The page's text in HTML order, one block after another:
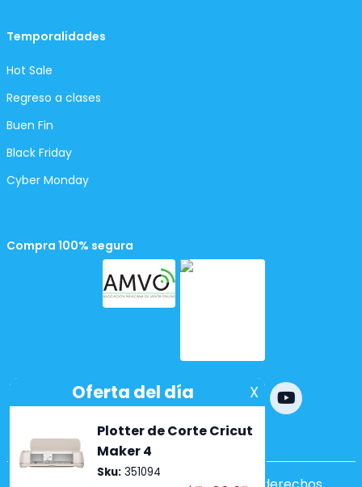
Temporalidades
Hot Sale
Regreso a clases
Buen Fin
Black Friday
Cyber Monday
Compra 100% segura
Powered bynopCommerce